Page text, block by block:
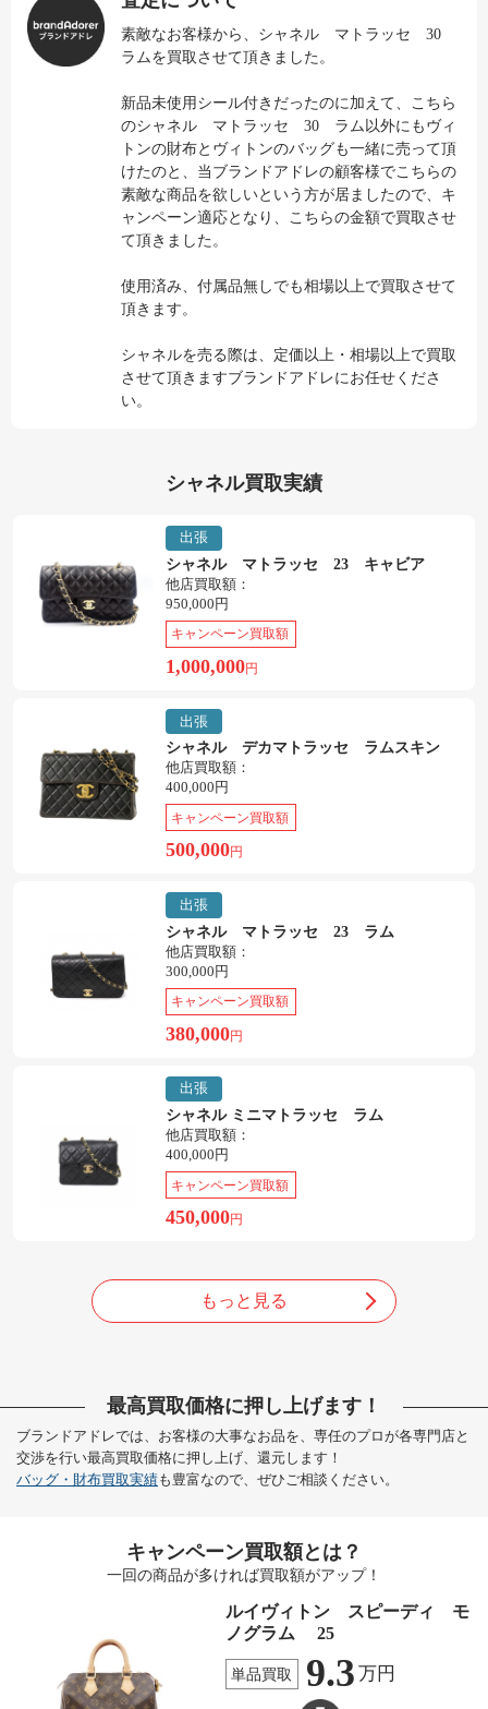
素敵なお客様から、シャネル マトラッセ 30
ラムを買取させて頂きました。
新品未使用シール付きだったのに加えて、こちら
のシャネル マトラッセ 30 ラム以外にもヴィ
トンの財布とヴィトンのバッグも一緒に売って頂
けたのと、当ブランドアドレの顧客様でこちらの
素敵な商品を欲しいという方が居ましたので、キ
ャンペーン適応となり、こちらの金額で買取させ
て頂きました。
使用済み、付属品無しでも相場以上で買取させて
頂きます。
シャネルを売る際は、定価以上・相場以上で買取
させて頂きますブランドアドレにお任せくださ
い。
シャネル買取実績
出張
シャネル マトラッセ 23 キャビア
他店買取額：
950,000円
キャンペーン買取額
1,000,000円
出張
シャネル デカマトラッセ ラムスキン
他店買取額：
400,000円
キャンペーン買取額
500,000円
出張
シャネル マトラッセ 23 ラム
他店買取額：
300,000円
キャンペーン買取額
380,000円
出張
シャネル ミニマトラッセ ラム
他店買取額：
400,000円
キャンペーン買取額
450,000円
もっと見る
最高買取価格に押し上げます！
ブランドアドレでは、お客様の大事なお品を、専任のプロが各専門店と
交渉を行い最高買取価格に押し上げ、還元します！
バッグ・財布買取実績も豊富なので、ぜひご相談ください。
キャンペーン買取額とは？
一回の商品が多ければ買取額がアップ！
ルイヴィトン スピーディ モ
ノグラム 25
単品買取 9.3 万円